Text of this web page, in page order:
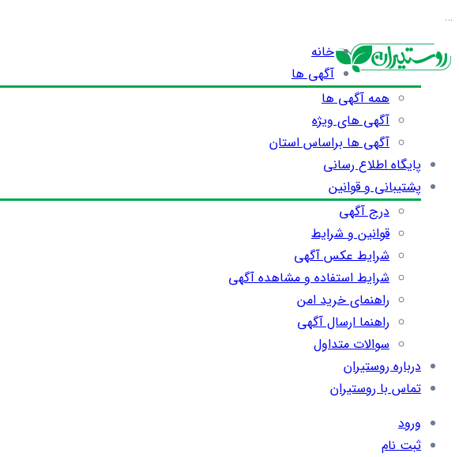
…
خانه
آگهی ها
همه آگهی ها
آگهی های ویژه
آگهی ها براساس استان
پایگاه اطلاع رسانی
پشتیبانی و قوانین
درج آگهی
قوانین و شرایط
شرایط عکس آگهی
شرایط استفاده و مشاهده آگهی
راهنمای خرید امن
راهنما ارسال آگهی
سوالات متداول
درباره روستیران
تماس با روستیران
ورود
ثبت نام